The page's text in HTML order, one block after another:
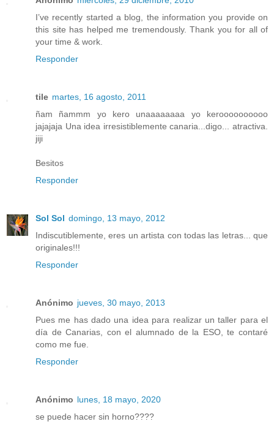
I’ve recently started a blog, the information you provide on
this site has helped me tremendously. Thank you for all of
your time & work.
Responder
tile martes, 16 agosto, 2011
ñam ñammm yo kero unaaaaaaaa yo keroooooooooo
jajajaja Una idea irresistiblemente canaria...digo... atractiva.
jiji
Besitos
Responder
Sol Sol domingo, 13 mayo, 2012
Indiscutiblemente, eres un artista con todas las letras... que
originales!!!
Responder
Anónimo jueves, 30 mayo, 2013
Pues me has dado una idea para realizar un taller para el
día de Canarias, con el alumnado de la ESO, te contaré
como me fue.
Responder
Anónimo lunes, 18 mayo, 2020
se puede hacer sin horno????